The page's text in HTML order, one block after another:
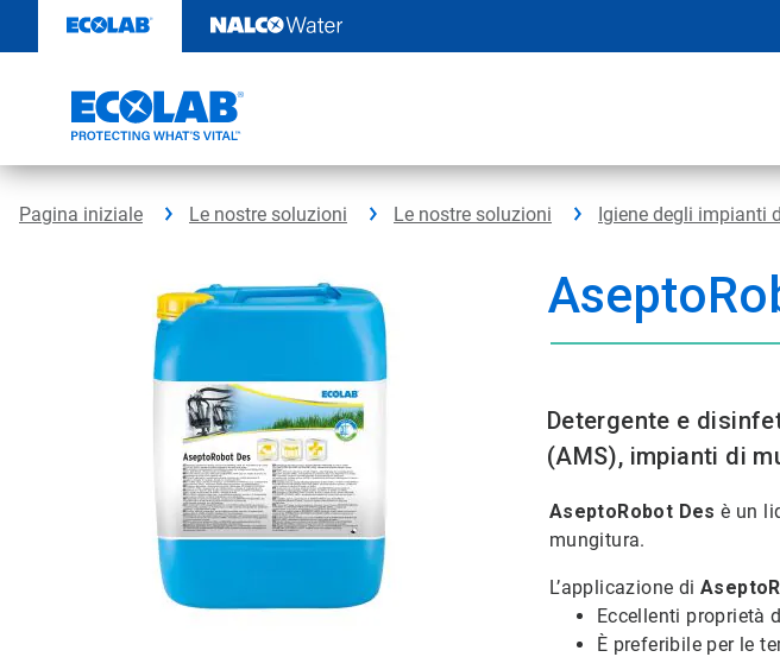
contenuto
Pagina iniziale Le nostre soluzioni Le nostre soluzioni Igiene degli impianti
Detergente e
(AMS), impianti di
AseptoRobot Desè un
mungitura.
L’applicazione di
Eccellenti proprietà
È preferibile per le